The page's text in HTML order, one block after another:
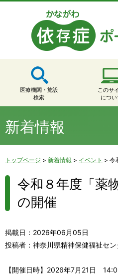
医療機関・施設
検索
このサ
につい
新着情報
トップページ > 新着情報 > イベント > 令
令和８年度「薬
の開催
掲載日：2026年06月05日
投稿者：神奈川県精神保健福祉セン
【開催日時】2026年7月21日